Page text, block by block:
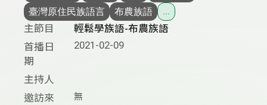
臺灣原住民族語言
布農族語 ...
主節目
輕鬆學族語-布農族語
首播日
期
2021-02-09
主持人
邀訪來
無